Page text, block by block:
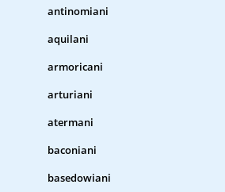
antinomiani
aquilani
armoricani
arturiani
atermani
baconiani
basedowiani